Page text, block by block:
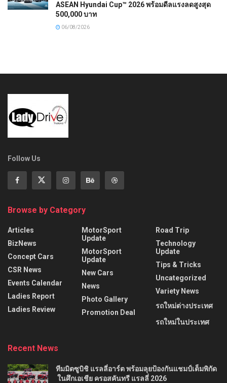
ASEAN Hyundai Cup™ 2026 พร้อมดีลแรงลดสูงสุด
500,000 บาท
06/08/2026
Follow Us
Browse by Category
Articles
BizNews
Concept Cars
CSR News
Events Calendar
Ladies Report
Ladies Review
MotorSport
Update
MotorSport
Update
New Cars
News
Photo Gallery
Promotion Deal
Road Trip
Technology
Update
Tips & Tricks
Uncategorized
Variety News
รถใหม่ต่างประเทศ
รถใหม่ในประเทศ
Recent News
ทีมมิตซูบิชิ แรลลี่อาร์ต พร้อมลุยป้องกันแชมป์เต็มพิกัด
ในศึกเอเชีย ครอสคันทรี แรลลี่ 2026